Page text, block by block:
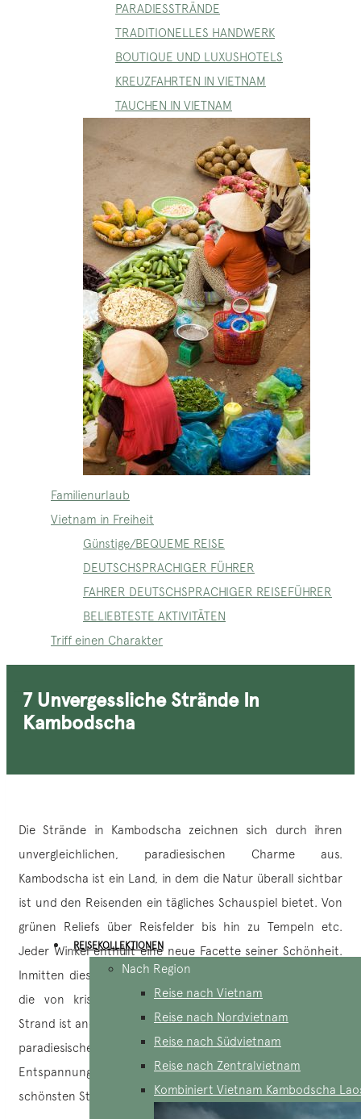
PARADIESSTRÄNDE
TRADITIONELLES HANDWERK
BOUTIQUE UND LUXUSHOTELS
KREUZFAHRTEN IN VIETNAM
TAUCHEN IN VIETNAM
Familienurlaub
Vietnam in Freiheit
Günstige/BEQUEME REISE
DEUTSCHSPRACHIGER FÜHRER
FAHRER DEUTSCHSPRACHIGER REISEFÜHRER
BELIEBTESTE AKTIVITÄTEN
Triff einen Charakter
REISEKOLLEKTIONEN
Nach Region
Reise nach Vietnam
Reise nach Nordvietnam
Reise nach Südvietnam
Reise nach Zentralvietnam
Kombiniert Vietnam Kambodscha
7 Unvergessliche Strände In
Kambodscha
Die Strände in Kambodscha zeichnen sich durch ihren
unvergleichlichen, paradiesischen Charme aus.
Kambodscha ist ein Land, in dem die Natur überall sichtbar
ist und den Reisenden ein tägliches Schauspiel bietet. Von
grünen Reliefs über Reisfelder bis hin zu Tempeln etc.
Jeder Winkel enthüllt eine neue Facette seiner Schönheit.
Inmitten dieser Vielfalt finden sich jedoch auch Juwelen,
die von kristallklarem Wasser umspült werden. Jeder
Strand ist anders und bietet zahlreiche Kontraste und eine
paradiesische, natürliche Umgebung. Zwischen
Entspannung, Ausflügen und Abenteuern werden wir die
schönsten Strände in
Kambodschaentdecken.